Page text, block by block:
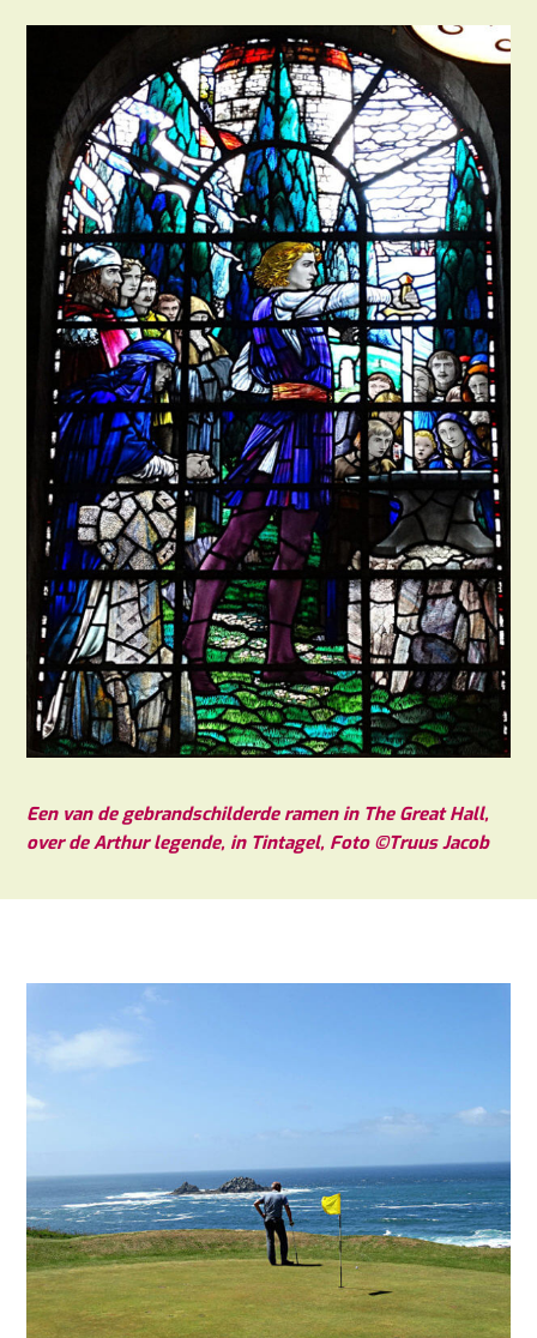
Een van de gebrandschilderde ramen in The Great Hall,
over de Arthur legende, in Tintagel, Foto ©Truus Jacob